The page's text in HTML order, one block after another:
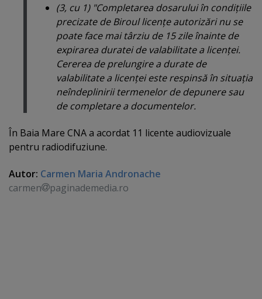
(3, cu 1) "Completarea dosarului în condiţiile
precizate de Biroul licenţe autorizări nu se
poate face mai târziu de 15 zile înainte de
expirarea duratei de valabilitate a licenţei.
Cererea de prelungire a durate de
valabilitate a licenţei este respinsă în situaţia
neîndeplinirii termenelor de depunere sau
de completare a documentelor.
În Baia Mare CNA a acordat 11 licente audiovizuale
pentru radiodifuziune.
Autor: Carmen Maria Andronache
carmen
paginademedia.ro